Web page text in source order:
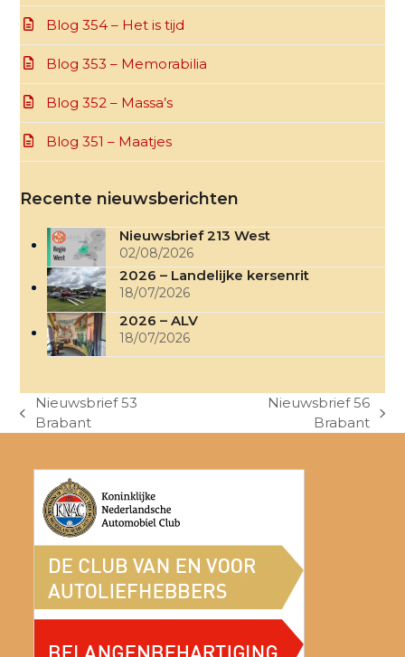
Blog 354 – Het is tijd
Blog 353 – Memorabilia
Blog 352 – Massa’s
Blog 351 – Maatjes
Recente nieuwsberichten
Nieuwsbrief 213 West
02/08/2026
2026 – Landelijke kersenrit
18/07/2026
2026 – ALV
18/07/2026
previous
Nieuwsbrief 53
Brabant
Nieuwsbrief 56
Brabant